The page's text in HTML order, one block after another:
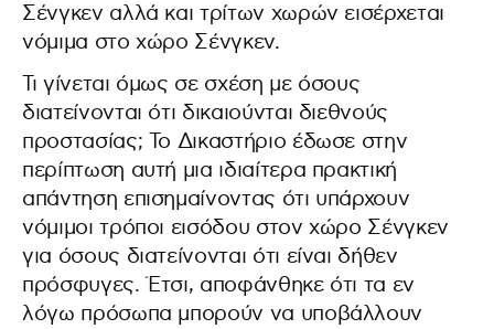
Σένγκεν αλλά και τρίτων χωρών εισέρχεται
νόμιμα στο χώρο Σένγκεν.
Τι γίνεται όμως σε σχέση με όσους
διατείνονται ότι δικαιούνται διεθνούς
προστασίας; Το Δικαστήριο έδωσε στην
περίπτωση αυτή μια ιδιαίτερα πρακτική
απάντηση επισημαίνοντας ότι υπάρχουν
νόμιμοι τρόποι εισόδου στον χώρο Σένγκεν
για όσους διατείνονται ότι είναι δήθεν
πρόσφυγες. Έτσι, αποφάνθηκε ότι τα εν
λόγω πρόσωπα μπορούν να υποβάλλουν